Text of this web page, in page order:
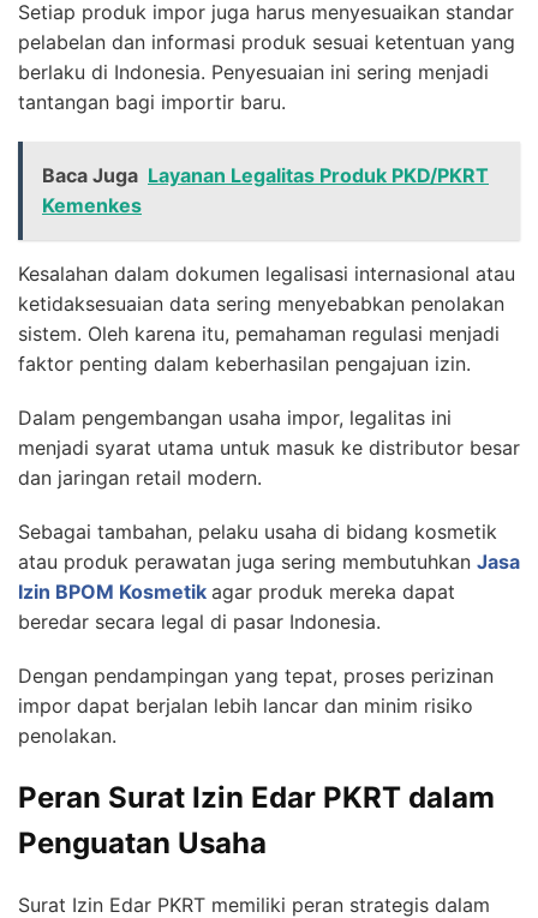
Setiap produk impor juga harus menyesuaikan standar
pelabelan dan informasi produk sesuai ketentuan yang
berlaku di Indonesia. Penyesuaian ini sering menjadi
tantangan bagi importir baru.
Baca Juga Layanan Legalitas Produk PKD/PKRT
Kemenkes
Kesalahan dalam dokumen legalisasi internasional atau
ketidaksesuaian data sering menyebabkan penolakan
sistem. Oleh karena itu, pemahaman regulasi menjadi
faktor penting dalam keberhasilan pengajuan izin.
Dalam pengembangan usaha impor, legalitas ini
menjadi syarat utama untuk masuk ke distributor besar
dan jaringan retail modern.
Sebagai tambahan, pelaku usaha di bidang kosmetik
atau produk perawatan juga sering membutuhkan Jasa
Izin BPOM Kosmetik agar produk mereka dapat
beredar secara legal di pasar Indonesia.
Dengan pendampingan yang tepat, proses perizinan
impor dapat berjalan lebih lancar dan minim risiko
penolakan.
Peran Surat Izin Edar PKRT dalam
Penguatan Usaha
Surat Izin Edar PKRT memiliki peran strategis dalam